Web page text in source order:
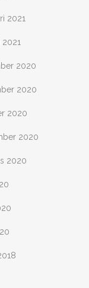
2021
2021
2020
2020
2020
2020
2020